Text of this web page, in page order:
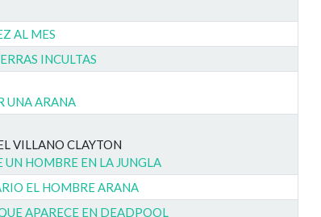
AL MES
INCULTAS
UNA ARANA
VILLANO CLAYTON
HOMBRE EN LA JUNGLA
EL HOMBRE ARANA
APARECE EN DEADPOOL